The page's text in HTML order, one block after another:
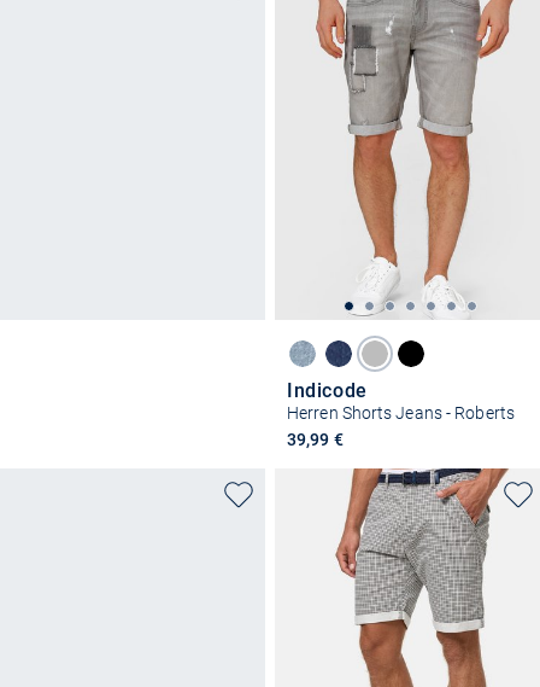
Indicode
Herren Shorts Jeans - Roberts
39,99 €